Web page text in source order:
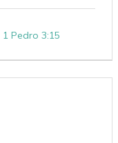
1 Pedro 3:15